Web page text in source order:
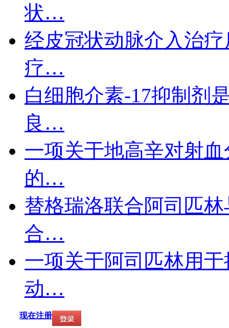
状…
经皮冠状动脉介入治
疗…
白细胞介素-17抑制剂
良…
一项关于地高辛对射
的…
替格瑞洛联合阿司匹
合…
一项关于阿司匹林用
动…
现在注册